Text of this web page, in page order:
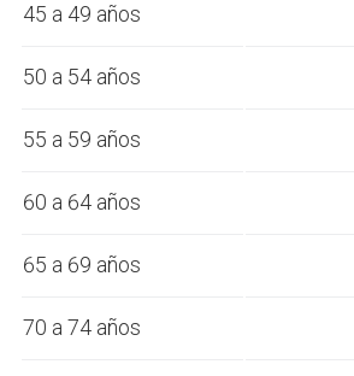
45 a 49 años
50 a 54 años
55 a 59 años
60 a 64 años
65 a 69 años
70 a 74 años